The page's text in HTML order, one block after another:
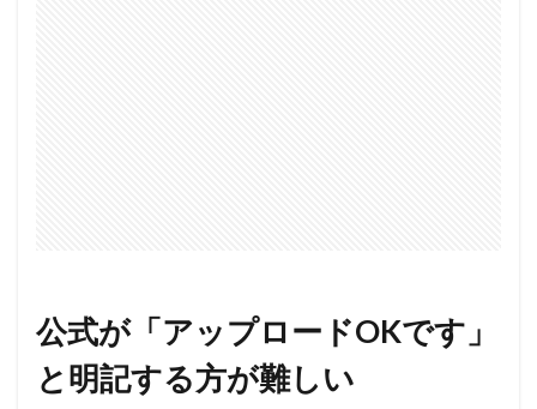
公式が「アップロードOKです」
と明記する方が難しい